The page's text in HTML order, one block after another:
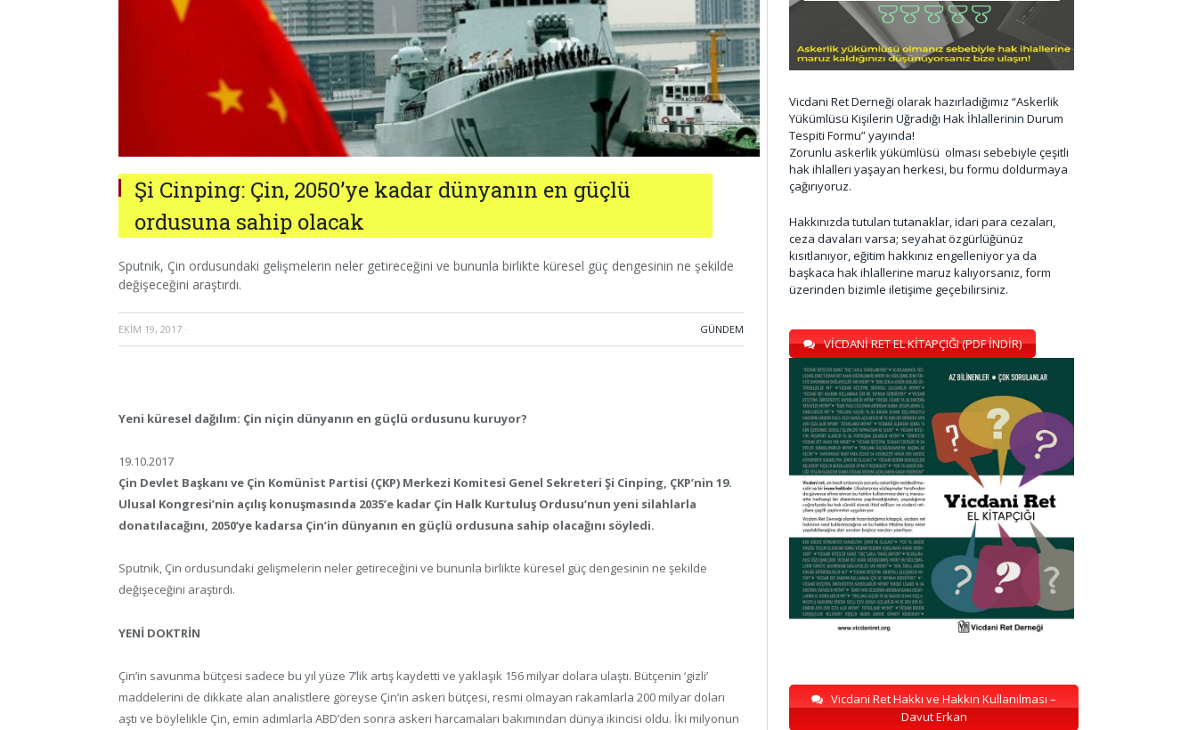
Şi Cinping: Çin, 2050’ye kadar dünyanın en güçlü
ordusuna sahip olacak
Sputnik, Çin ordusundaki gelişmelerin neler getireceğini ve bununla birlikte küresel güç dengesinin ne şekilde
değişeceğini araştırdı.
EKIM 19, 2017 · GÜNDEM
Yeni küresel dağılım: Çin niçin dünyanın en güçlü ordusunu kuruyor?
19.10.2017
Çin Devlet Başkanı ve Çin Komünist Partisi (ÇKP) Merkezi Komitesi Genel Sekreteri Şi Cinping, ÇKP’nin 19.
Ulusal Kongresi’nin açılış konuşmasında 2035’e kadar Çin Halk Kurtuluş Ordusu’nun yeni silahlarla
donatılacağını, 2050’ye kadarsa Çin’in dünyanın en güçlü ordusuna sahip olacağını söyledi.
Sputnik, Çin ordusundaki gelişmelerin neler getireceğini ve bununla birlikte küresel güç dengesinin ne şekilde
değişeceğini araştırdı.
YENİ DOKTRİN
Çin’in savunma bütçesi sadece bu yıl yüze 7’lik artış kaydetti ve yaklaşık 156 milyar dolara ulaştı. Bütçenin ‘gizli’
maddelerini de dikkate alan analistlere göreyse Çin’in askeri bütçesi, resmi olmayan rakamlarla 200 milyar doları
aştı ve böylelikle Çin, emin adımlarla ABD’den sonra askeri harcamaları bakımından dünya ikincisi oldu. İki milyonun
Vicdani Ret Derneği olarak hazırladığımız “Askerlik
Yükümlüsü Kişilerin Uğradığı Hak İhlallerinin Durum
Tespiti Formu” yayında!
Zorunlu askerlik yükümlüsü olması sebebiyle çeşitli
hak ihlalleri yaşayan herkesi, bu formu doldurmaya
çağırıyoruz.
Hakkınızda tutulan tutanaklar, idari para cezaları,
ceza davaları varsa; seyahat özgürlüğünüz
kısıtlanıyor, eğitim hakkınız engelleniyor ya da
başkaca hak ihlallerine maruz kalıyorsanız, form
üzerinden bizimle iletişime geçebilirsiniz.
VİCDANİ RET EL KİTAPÇIĞI (PDF İNDİR)
Vicdani Ret Hakkı ve Hakkın Kullanılması –
Davut Erkan